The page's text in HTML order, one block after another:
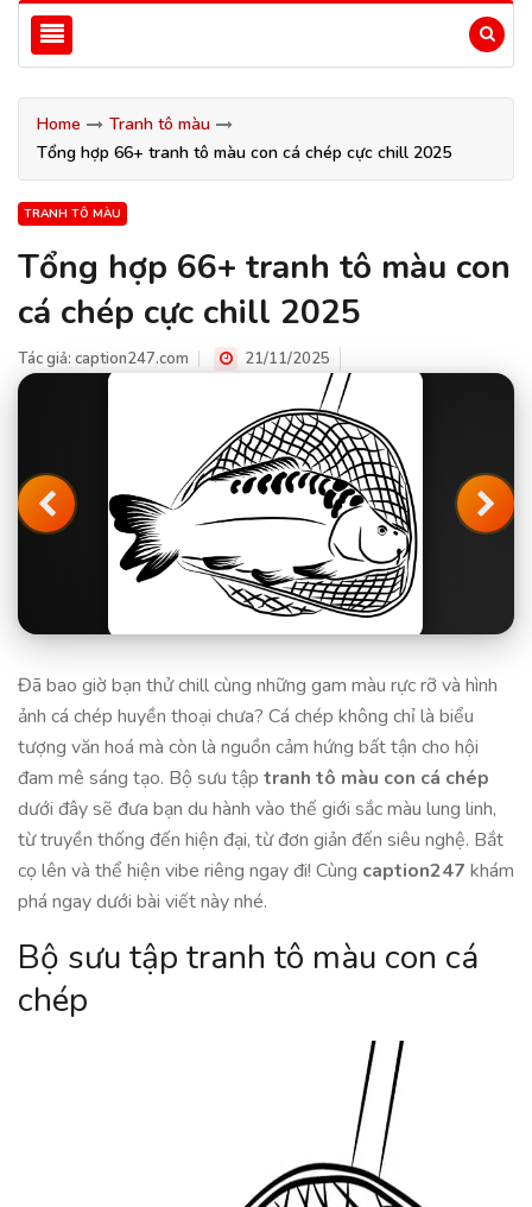
Home
Tranh tô màu
Tổng hợp 66+ tranh tô màu con cá chép cực chill 2025
TRANH TÔ MÀU
Tổng hợp 66+ tranh tô màu con
cá chép cực chill 2025
Tác giả: caption247.com 21/11/2025
Đã bao giờ bạn thử chill cùng những gam màu rực rỡ và hình
ảnh cá chép huyền thoại chưa? Cá chép không chỉ là biểu
tượng văn hoá mà còn là nguồn cảm hứng bất tận cho hội
đam mê sáng tạo. Bộ sưu tập tranh tô màu con cá chép
dưới đây sẽ đưa bạn du hành vào thế giới sắc màu lung linh,
từ truyền thống đến hiện đại, từ đơn giản đến siêu nghệ. Bắt
cọ lên và thể hiện vibe riêng ngay đi! Cùng caption247 khám
phá ngay dưới bài viết này nhé.
Bộ sưu tập tranh tô màu con cá
chép